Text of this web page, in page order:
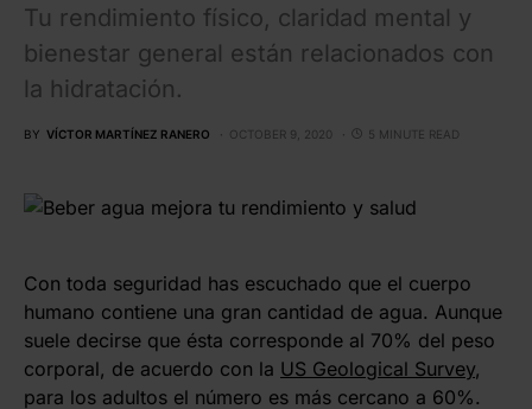
Tu rendimiento físico, claridad mental y
bienestar general están relacionados con
la hidratación.
BY VÍCTOR MARTÍNEZ RANERO OCTOBER 9, 2020 5 MINUTE READ
Con toda seguridad has escuchado que el cuerpo
humano contiene una gran cantidad de agua. Aunque
suele decirse que ésta corresponde al 70% del peso
corporal, de acuerdo con la US Geological Survey,
para los adultos el número es más cercano a 60%.